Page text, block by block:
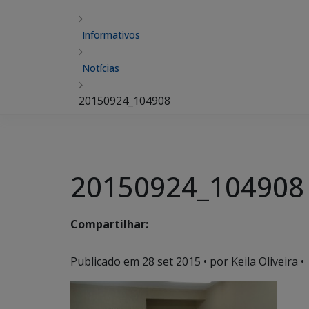
Informativos
Notícias
20150924_104908
20150924_104908
Compartilhar:
Publicado em 28 set 2015 • por Keila Oliveira •